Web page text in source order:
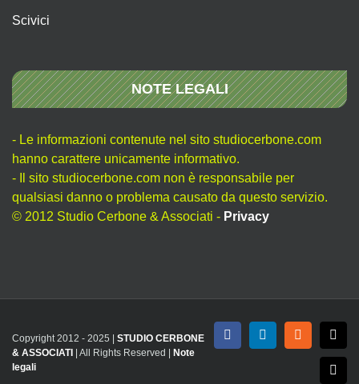
Scivici
NOTE LEGALI
- Le informazioni contenute nel sito studiocerbone.com
hanno carattere unicamente informativo.
- Il sito studiocerbone.com non è responsabile per
qualsiasi danno o problema causato da questo servizio.
© 2012 Studio Cerbone & Associati - Privacy
Copyright 2012 - 2025 | STUDIO CERBONE
& ASSOCIATI
| All Rights Reserved |
Note
legali
FacebookLinkedInRss X